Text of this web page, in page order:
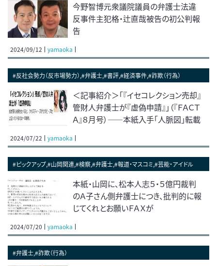
今野智博元衆議院議員の弁護士法違
反事件主犯格・辻直哉被告の初公判報
告
2024/09/12 yamaoka
#反社会勢力（反市場勢力）,#弁護士,#書評,#経済事件,#詐欺（行為）
＜記事紹介＞「『イセコレクション売却』
管財人弁護士が『虚偽申請』」（『ＦＡＣＴ
Ａ』８月号）――本紙入手「人脈図」転載
2024/07/22 yamaoka
#ピックアップ,#山岡関連,#検察,#弁護士,#報道・マスコミ,#芸能・アイドル
本紙・山岡に、松本人志５・５億円裁判
のＡ子さん側弁護士につき、批判的に報
じてくれとお願いＦＡＸが
2024/07/20 yamaoka
#弁護士,#詐欺（行為）